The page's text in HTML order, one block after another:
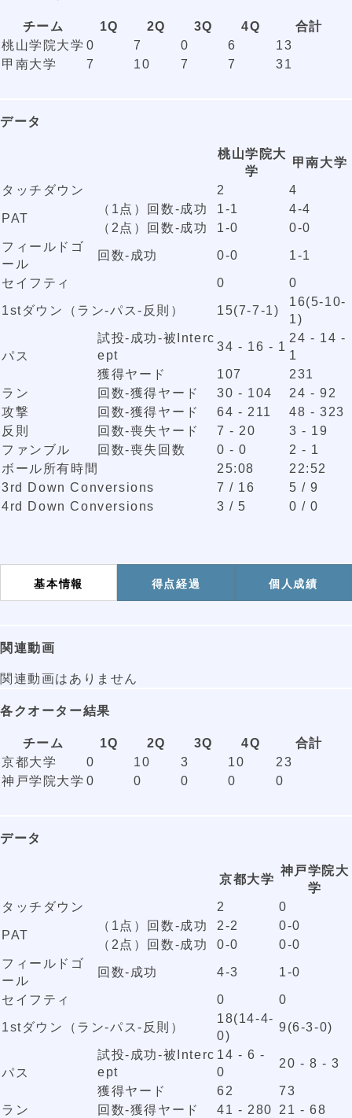
チーム 1Q 2Q 3Q 4Q
合計
桃山学院大学 0 7 0 6
13
甲南大学
7 10 7 7 31
データ
桃山学院大
学
甲南大学
タッチダウン 2 4
PAT
（1点）回数-成功 1-1
4-4
（2点）回数-成功
1-0
0-0
フィールドゴ
ール
回数-成功 0-0 1-1
セイフティ 0 0
1stダウン（ラン-パス-反則） 15(7-7-1)
16(5-10-
1)
パス
試投-成功-被Interc
ept
34 - 16 - 1
24 - 14 -
1
獲得ヤード
107
231
ラン
回数-獲得ヤード 30 - 104
24 - 92
攻撃
回数-獲得ヤード 64 - 211
48 - 323
反則
回数-喪失ヤード 7 - 20
3 - 19
ファンブル
回数-喪失回数 0 - 0
2 - 1
ボール所有時間
25:08
22:52
3rd Down Conversions
7 / 16
5 / 9
4rd Down Conversions
3 / 5 0 / 0
基本情報 得点経過 個人成績
関連動画
関連動画はありません
各クオーター結果
チーム 1Q 2Q 3Q 4Q
合計
京都大学
0 10 3 10
23
神戸学院大学 0 0 0 0 0
データ
京都大学
神戸学院大
学
タッチダウン
2 0
PAT
（1点）回数-成功 2-2
0-0
（2点）回数-成功
0-0
0-0
フィールドゴ
ール
回数-成功 4-3 1-0
セイフティ 0 0
1stダウン（ラン-パス-反則）
18(14-4-
0)
9(6-3-0)
パス
試投-成功-被Interc
ept
14 - 6 -
0
20 - 8 - 3
獲得ヤード 62
73
ラン
回数-獲得ヤード 41 - 280
21 - 68